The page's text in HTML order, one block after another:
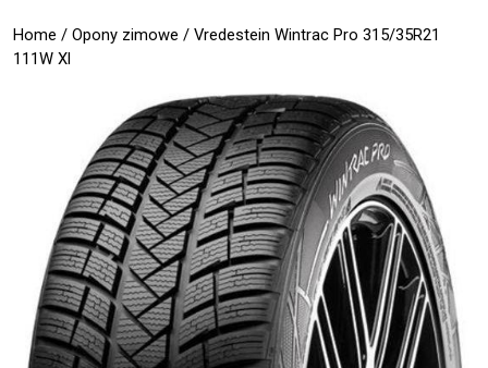
Home / Opony zimowe / Vredestein Wintrac Pro 315/35R21
111W Xl